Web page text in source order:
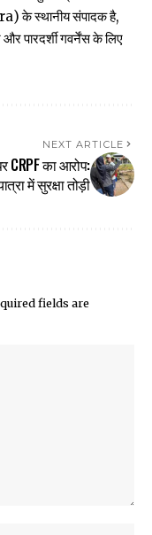
के स्थानीय संपादक है,
पारदर्शी गवर्नेंस के लिए
NEXT ARTICLE
CRPF का आरोप:
में सुरक्षा तोड़ी
fields are